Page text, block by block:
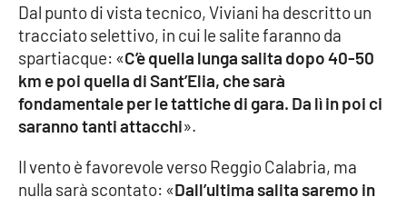
Dal punto di vista tecnico, Viviani ha descritto un
tracciato selettivo, in cui le salite faranno da
spartiacque: «C’è quella lunga salita dopo 40-50
km e poi quella di Sant’Elia, che sarà
fondamentale per le tattiche di gara. Da lì in poi ci
saranno tanti attacchi».
Il vento è favorevole verso Reggio Calabria, ma
nulla sarà scontato: «Dall’ultima salita saremo in